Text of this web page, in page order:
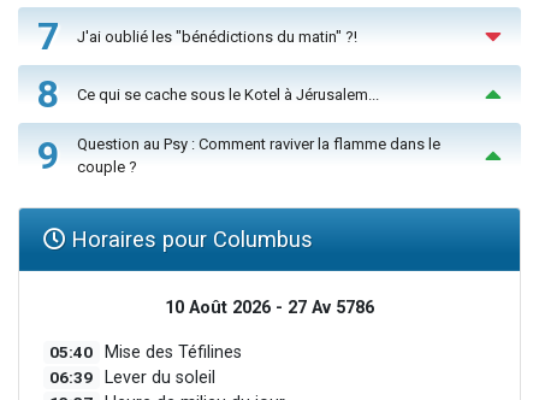
7 J'ai oublié les "bénédictions du matin" ?!
8 Ce qui se cache sous le Kotel à Jérusalem...
9
Question au Psy : Comment raviver la flamme dans le
couple ?
Horaires pour Columbus
10 Août 2026 - 27 Av 5786
05:40 Mise des Téfilines
06:39 Lever du soleil